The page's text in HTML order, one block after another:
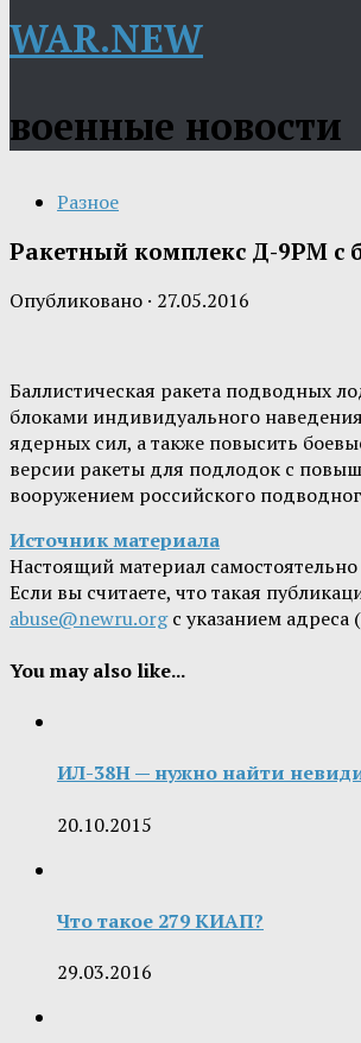
WAR.NEW
военные новости
Разное
Ракетный комплекс Д-9РМ с
Опубликовано · 27.05.2016
Баллистическая ракета подводных
блоками индивидуального
ядерных сил, а также повысить
версии ракеты для подлодок с
вооружением российского
Источник материала
Настоящий материал
Если вы считаете, что такая
abuse@newru.orgс указанием адреса
You may also like...
ИЛ-38Н — нужно найти
20.10.2015
Что такое 279 КИАП?
29.03.2016